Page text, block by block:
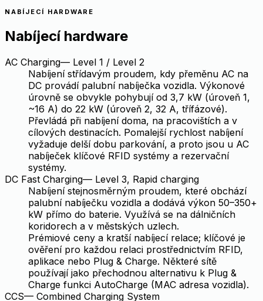
NABÍJECÍ HARDWARE
Nabíjecí hardware
AC Charging— Level 1 / Level 2
Nabíjení střídavým proudem, kdy přeměnu AC na
DC provádí palubní nabíječka vozidla. Výkonové
úrovně se obvykle pohybují od 3,7 kW (úroveň 1,
~16 A) do 22 kW (úroveň 2, 32 A, třífázové).
Převládá při nabíjení doma, na pracovištích a v
cílových destinacích. Pomalejší rychlost nabíjení
vyžaduje delší dobu parkování, a proto jsou u AC
nabíječek klíčové RFID systémy a rezervační
systémy.
DC Fast Charging— Level 3, Rapid charging
Nabíjení stejnosměrným proudem, které obchází
palubní nabíječku vozidla a dodává výkon 50–350+
kW přímo do baterie. Využívá se na dálničních
koridorech a v městských uzlech.
Prémiové ceny a kratší nabíjecí relace; klíčové je
ověření pro každou relaci prostřednictvím RFID,
aplikace nebo Plug & Charge. Některé sítě
používají jako přechodnou alternativu k Plug &
Charge funkci AutoCharge (MAC adresa vozidla).
CCS— Combined Charging System